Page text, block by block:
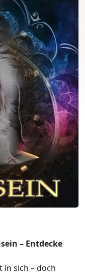
– Entdecke
in sich – doch